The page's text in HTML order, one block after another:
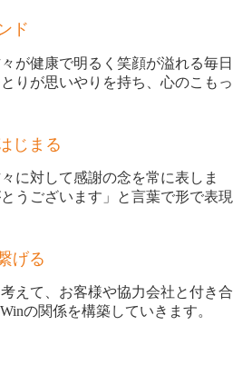
ド
が健康で明るく笑顔が溢れる毎日
りが思いやりを持ち、心のこもっ
じまる
に対して感謝の念を常に表しま
うございます」と言葉で形で表現
げる
えて、お客様や協力会社と付き合
の関係を構築していきます。